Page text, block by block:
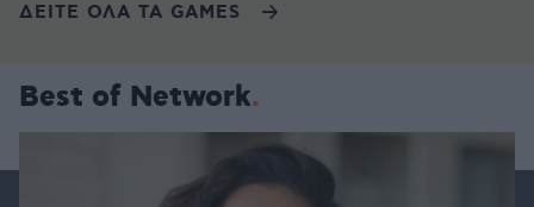
ΔΕΙΤΕ ΟΛΑ ΤΑ GAMES
Best of Network